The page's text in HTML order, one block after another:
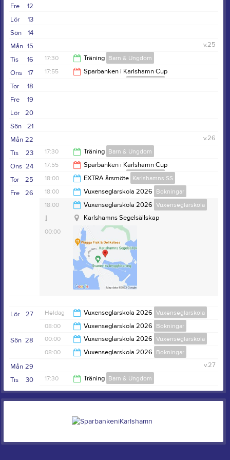
12
Fre
13
Lör
14
Sön
15
Mån
v.25
16
Tis 17:30 Träning Barn & Ungdom
17
Ons 17:55
Sparbanken i Karlshamn Cup
18
Tor
19
Fre
20
Lör
21
Sön
22
Mån
v.26
23
Tis 17:30 Träning Barn & Ungdom
19:30
24
Ons 17:55
Sparbanken i Karlshamn Cup
(Kvällskappsegling)
Kappsegling
21:00
25
Tor 18:00 EXTRA årsmöte Karlshamns SS
19:00
26
Fre 18:00 Vuxenseglarskola 2026 Bokningar
22:00
Karlshamns Segelsällskap
18:00 Vuxenseglarskola 2026 Vuxenseglarskola
00:00
Karlshamns Segelsällskap
27
Lör Heldag Vuxenseglarskola 2026 Vuxenseglarskola
08:00
Vuxenseglarskola 2026 Bokningar
16:00
28
Sön 00:00 Vuxenseglarskola 2026 Vuxenseglarskola
08:00 Vuxenseglarskola 2026 Bokningar
16:00
29
Mån
v.27
30
Tis 17:30 Träning Barn & Ungdom
19:30